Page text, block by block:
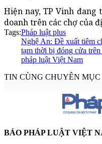
Hiện nay, TP Vinh
doanh trên các chợ của
Tags:Pháp luật plus
Nghệ An: Đề xuất tiêm
tạm thời bị đóng cửa
pháp luật Việt Nam
TIN CÙNG CHUYÊN MỤC
BÁO PHÁP LUẬT VIỆT